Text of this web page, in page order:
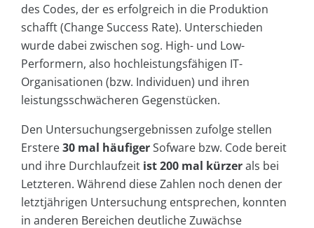
des Codes, der es erfolgreich in die Produktion
schafft (Change Success Rate). Unterschieden
wurde dabei zwischen sog. High- und Low-
Performern, also hochleistungsfähigen IT-
Organisationen (bzw. Individuen) und ihren
leistungsschwächeren Gegenstücken.
Den Untersuchungsergebnissen zufolge stellen
Erstere30 mal häufigerSofware bzw. Code bereit
und ihre Durchlaufzeit ist 200 mal kürzerals bei
Letzteren. Während diese Zahlen noch denen der
letztjährigen Untersuchung entsprechen, konnten
in anderen Bereichen deutliche Zuwächse